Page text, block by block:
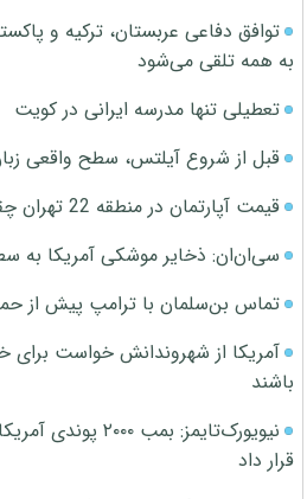
توافق دفاعی عربستان، ترکیه و
به همه تلقی می‌شود
تعطیلی تنها مدرسه ایرانی در کویت
قبل از شروع آیلتس، سطح واقعی
قیمت آپارتمان در منطقه 22 تهران چقدر است؟
سی‌ان‌ان: ذخایر موشکی آمریکا به
تماس بن‌سلمان با ترامپ پیش از
آمریکا از شهروندانش خواست برای
باشند
نیویورک‌تایمز: بمب
قرار داد